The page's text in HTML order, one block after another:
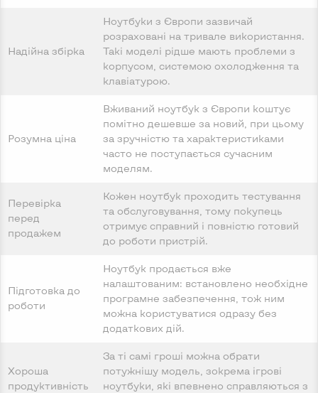
Надійна збірка
Ноутбуки з Європи зазвичай
розраховані на тривале використання.
Такі моделі рідше мають проблеми з
корпусом, системою охолодження та
клавіатурою.
Розумна ціна
Вживаний ноутбук з Європи коштує
помітно дешевше за новий, при цьому
за зручністю та характеристиками
часто не поступається сучасним
моделям.
Перевірка
перед
продажем
Кожен ноутбук проходить тестування
та обслуговування, тому покупець
отримує справний і повністю готовий
до роботи пристрій.
Підготовка до
роботи
Ноутбук продається вже
налаштованим: встановлено необхідне
програмне забезпечення, тож ним
можна користуватися одразу без
додаткових дій.
Хороша
продуктивність
За ті самі гроші можна обрати
потужнішу модель, зокрема ігрові
ноутбуки, які впевнено справляються з